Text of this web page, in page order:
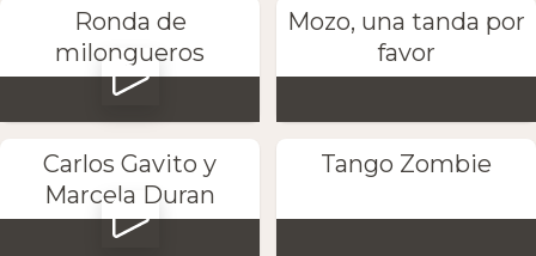
Ronda de
milongueros
Mozo, una tanda por
favor
Carlos Gavito y
Marcela Duran
Tango Zombie